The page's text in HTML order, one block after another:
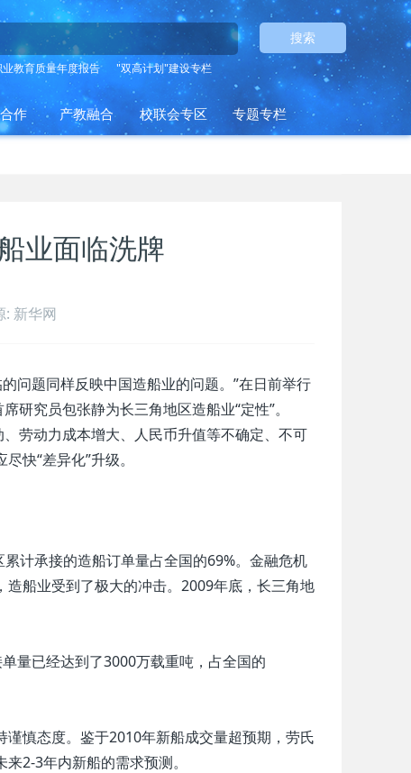
搜索
教育质量年度报告 "双高计划"建设专栏
作 产教融合 校联会专区 专题专栏
业面临洗牌
: 新华网
问题同样反映中国造船业的问题。”在日前举行
研究员包张静为长三角地区造船业“定性”。
劳动力成本增大、人民币升值等不确定、不可
快“差异化”升级。
计承接的造船订单量占全国的69%。金融危机
船业受到了极大的冲击。2009年底，长三角地
量已经达到了3000万载重吨，占全国的
慎态度。鉴于2010年新船成交量超预期，劳氏
2-3年内新船的需求预测。